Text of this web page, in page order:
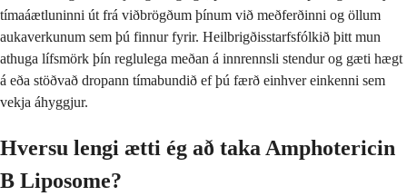
tímaáætluninni út frá viðbrögðum þínum við meðferðinni og öllum
aukaverkunum sem þú finnur fyrir. Heilbrigðisstarfsfólkið þitt mun
athuga lífsmörk þín reglulega meðan á innrennsli stendur og gæti hægt
á eða stöðvað dropann tímabundið ef þú færð einhver einkenni sem
vekja áhyggjur.
Hversu lengi ætti ég að taka Amphotericin
B Liposome?